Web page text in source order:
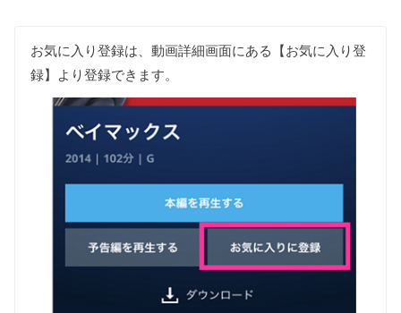
お気に入り登録は、動画詳細画面にある【お気に入り登
録】より登録できます。